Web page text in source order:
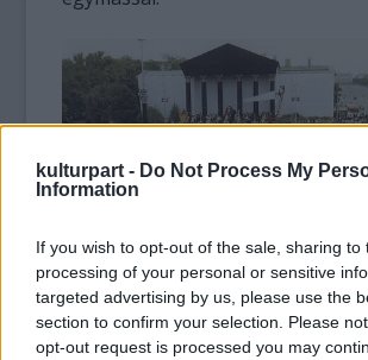
kulturpart - Do Not Process My
Information
If you wish to opt-out of the sale, sharing to
processing of your personal or sensitive
targeted advertising by us, please use the
section to confirm your selection. Please
opt-out request is processed you may